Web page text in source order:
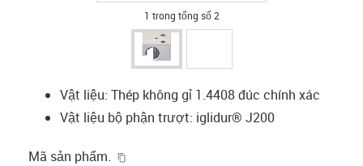
1 trong tổng số 2
Vật liệu: Thép không gỉ 1.4408 đúc chính xác
Vật liệu bộ phận trượt: iglidur® J200
Mã sản phẩm.